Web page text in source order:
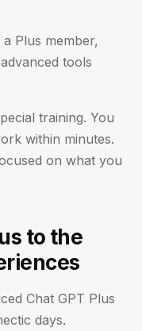
a Plus member,
tools
training. You
within minutes.
on what you
to the
Chat GPT Plus
days.